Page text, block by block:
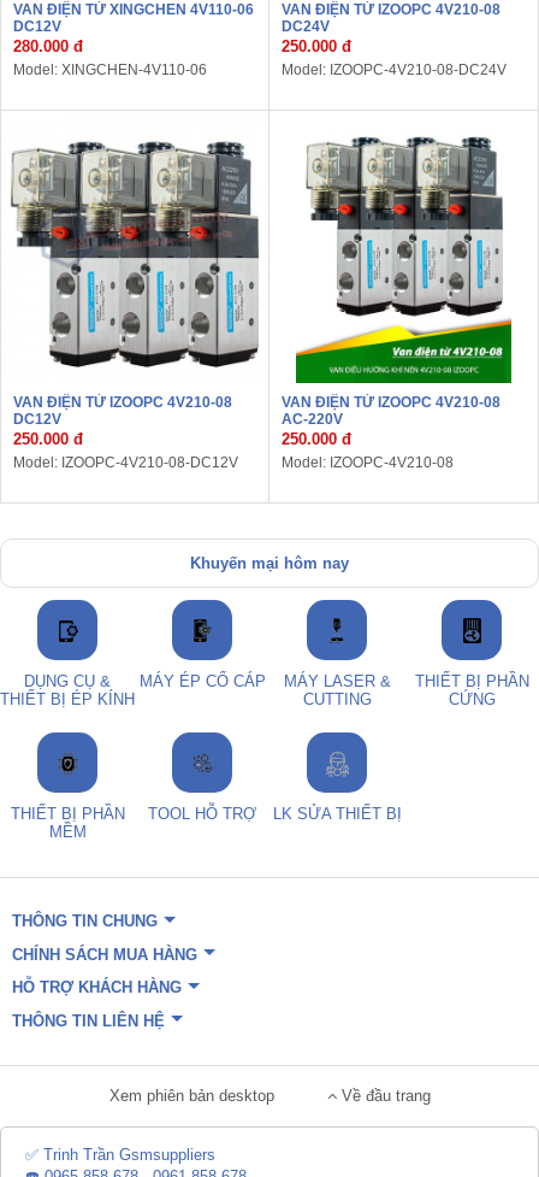
VAN ĐIỆN TỪ XINGCHEN 4V110-06
DC12V
280.000 đ
Model: XINGCHEN-4V110-06
VAN ĐIỆN TỪ IZOOPC 4V210-08
DC24V
250.000 đ
Model: IZOOPC-4V210-08-DC24V
VAN ĐIỆN TỪ IZOOPC 4V210-08
DC12V
250.000 đ
Model: IZOOPC-4V210-08-DC12V
VAN ĐIỆN TỪ IZOOPC 4V210-08
AC-220V
250.000 đ
Model: IZOOPC-4V210-08
Khuyến mại hôm nay
DỤNG CỤ &
THIẾT BỊ ÉP KÍNH
MÁY ÉP CỔ CÁP
MÁY LASER &
CUTTING
THIẾT BỊ PHẦN
CỨNG
THIẾT BỊ PHẦN
MỀM
TOOL HỖ TRỢ LK SỬA THIẾT BỊ
THÔNG TIN CHUNG
CHÍNH SÁCH MUA HÀNG
HỖ TRỢ KHÁCH HÀNG
THÔNG TIN LIÊN HỆ
Xem phiên bản desktop Về đầu trang
✅ Trinh Trần Gsmsuppliers